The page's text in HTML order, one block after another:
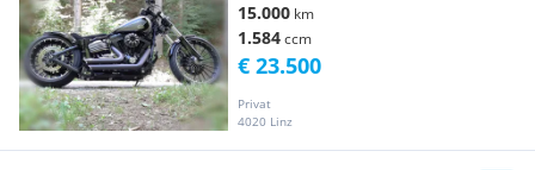
15.000 km
1.584ccm
Privat
4020 Linz
€ 23.500